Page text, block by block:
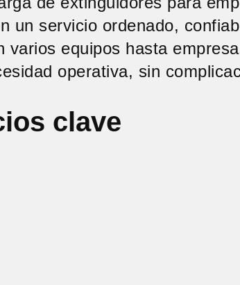
un servicio ordenado,
varios equipos hasta
operativa, sin
clave